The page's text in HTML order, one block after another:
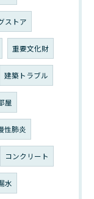
ストア
重要文化財
建築トラブル
屋
性肺炎
コンクリート
水